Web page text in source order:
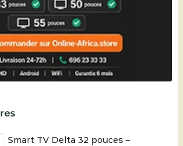
Smart TV Delta 32 pouces –